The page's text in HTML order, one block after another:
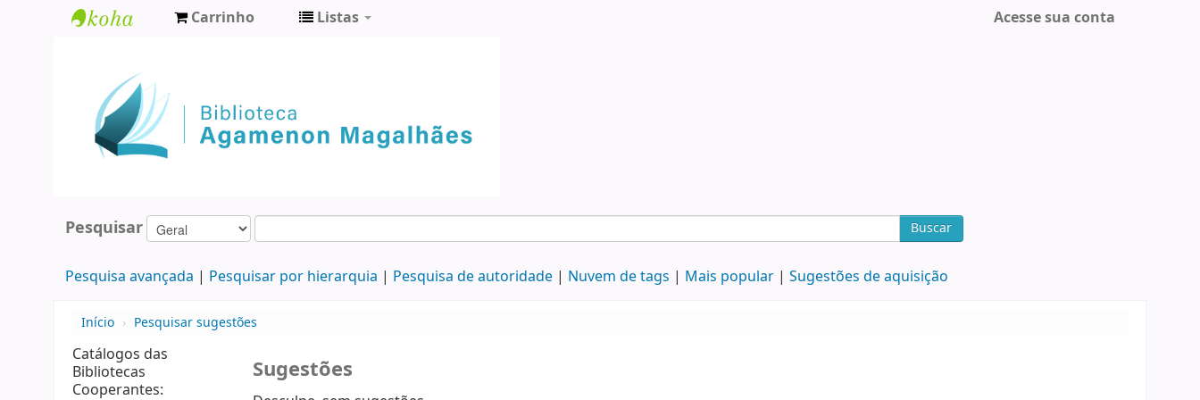
Agamenon
Magalhães
Carrinho Listas Acesse sua conta
Pesquisar Buscar
Pesquisa avançada Pesquisar por hierarquia Pesquisa de autoridade Nuvem de tags Mais popular Sugestões de aquisição
Início › Pesquisar sugestões
Catálogos das
Bibliotecas
Cooperantes:
Sugestões